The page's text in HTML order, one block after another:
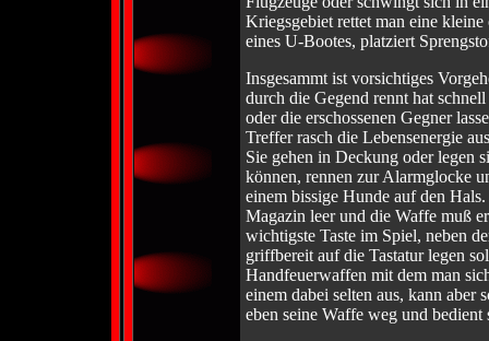
Kriegsgebiet rettet man eine
eines U-Bootes, platziert
Insgesammt ist vorsichtiges
durch die Gegend rennt hat
oder die erschossenen Gegner
Treffer rasch die Lebensenergie
Sie gehen in Deckung oder legen
können, rennen zur Alarmglocke
einem bissige Hunde auf den
Magazin leer und die Waffe muß
wichtigste Taste im Spiel, neben
griffbereit auf die Tastatur legen
Handfeuerwaffen mit dem man
einem dabei selten aus, kann aber
eben seine Waffe weg und bedient